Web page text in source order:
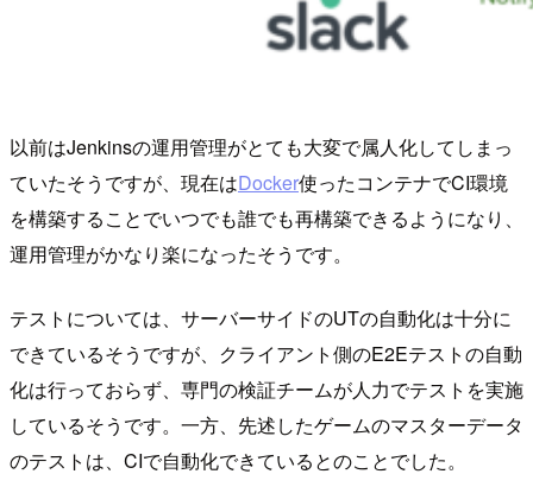
以前はJenkinsの運用管理がとても大変で属人化してしまっ
ていたそうですが、現在はDocker使ったコンテナでCI環境
を構築することでいつでも誰でも再構築できるようになり、
運用管理がかなり楽になったそうです。
テストについては、サーバーサイドのUTの自動化は十分に
できているそうですが、クライアント側のE2Eテストの自動
化は行っておらず、専門の検証チームが人力でテストを実施
しているそうです。一方、先述したゲームのマスターデータ
のテストは、CIで自動化できているとのことでした。